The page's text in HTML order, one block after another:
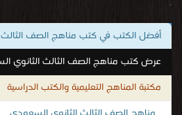
أفضل الكتب في كتب مناهج الصف
عرض كتب مناهج الصف الثالث الثانوي
مكتبة المناهج التعليمية والكتب الدراسية